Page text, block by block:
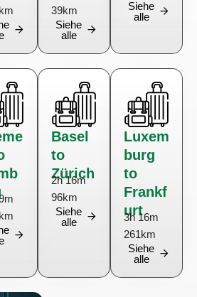
39km
Siehe
alle
Siehe
alle
Basel
to
Zürich
2h 16m
96km
Siehe
alle
Luxem
burg
to
Frankf
urt
3h 16m
261km
Siehe
alle